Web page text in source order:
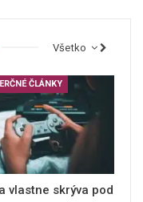
Všetko
ČLÁNKY
vlastne skrýva pod